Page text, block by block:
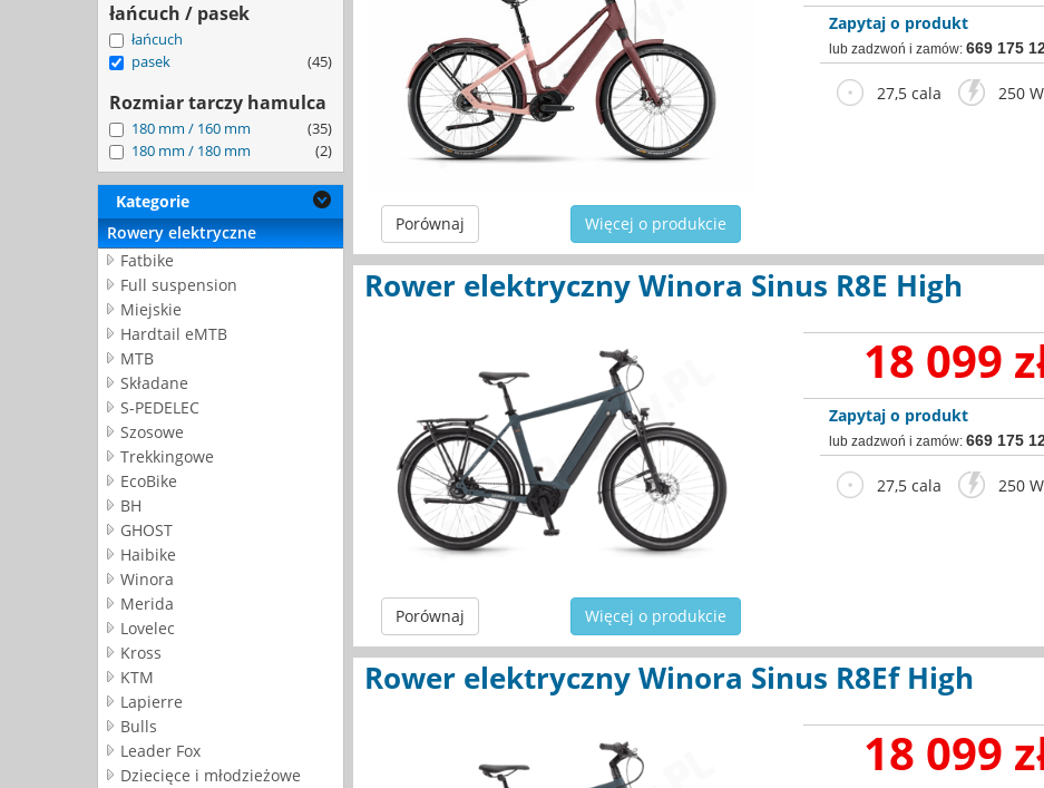
łańcuch / pasek
łańcuch
pasek
(45)
Rozmiar tarczy hamulca
180 mm / 160 mm
(35)
180 mm / 180 mm
(2)
Kategorie
Rowery elektryczne
Fatbike
Full suspension
Miejskie
Hardtail eMTB
MTB
Składane
S-PEDELEC
Szosowe
Trekkingowe
EcoBike
BH
GHOST
Haibike
Winora
Merida
Lovelec
Kross
KTM
Lapierre
Bulls
Leader Fox
Dziecięce i młodzieżowe
Porównaj Więcej o produkcie
Zapytaj o produkt
lub zadzwoń i zamów:669 175
27,5 cala 250 W
Rower elektryczny Winora Sinus R8E High
Porównaj Więcej o produkcie
18 099
Zapytaj o produkt
lub zadzwoń i zamów:669 175
27,5 cala 250 W
Rower elektryczny Winora Sinus R8Ef High
18 099